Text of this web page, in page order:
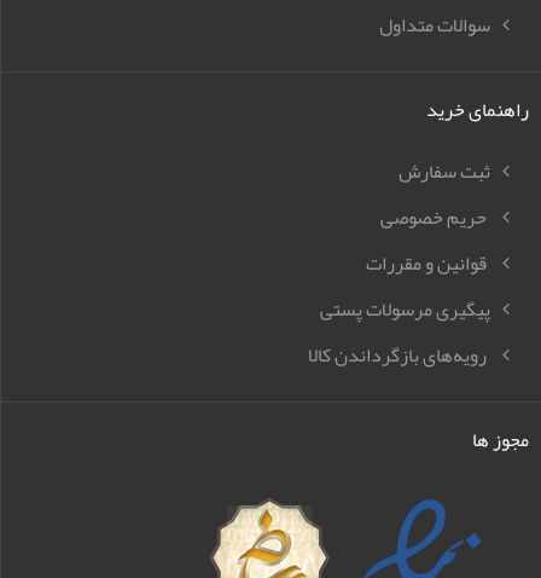
سوالات متداول
راهنمای خرید
ثبت سفارش
حریم خصوصی
قوانین و مقررات
پیگیری مرسولات پستی
رویه‌های بازگرداندن کالا
مجوز ها